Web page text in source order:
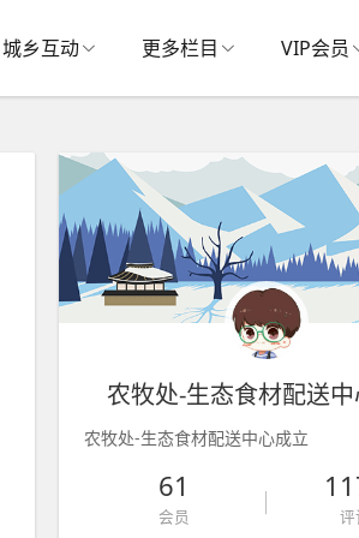
城乡互动 更多栏目 VIP会员
农牧处-生态食材配送
农牧处-生态食材配送中心成立
61
会员 评